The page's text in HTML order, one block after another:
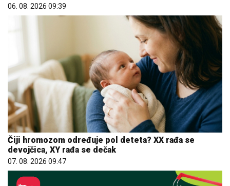
06. 08. 2026 09:39
Čiji hromozom određuje pol deteta? XX rađa se
devojčica, XY rađa se dečak
07. 08. 2026 09:47